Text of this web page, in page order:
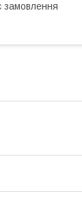
замовлення